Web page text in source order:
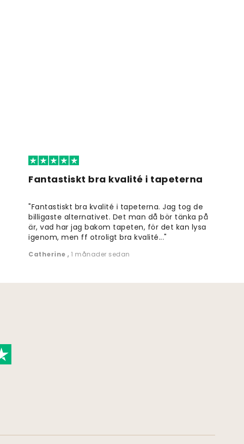
Fantastiskt bra kvalité i tapeterna
"Fantastiskt bra kvalité i tapeterna. Jag tog de
billigaste alternativet. Det man då bör tänka på
är, vad har jag bakom tapeten, för det kan lysa
igenom, men ff otroligt bra kvalité..."
Catherine, 1 månader sedan